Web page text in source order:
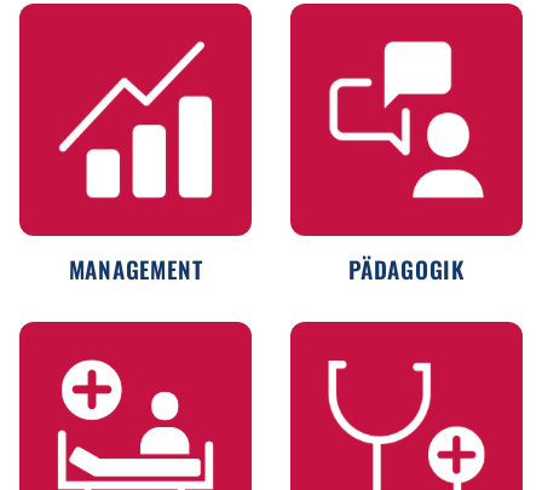
MANAGEMENT
MANAGEMENT
PÄDAGOGIK
PÄDAGOGIK
PFLEGE
THERAPIE
DIAGNOSTIK